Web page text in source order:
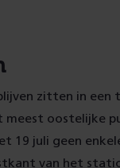
zitten in een
oostelijke
19 juli geen
van het